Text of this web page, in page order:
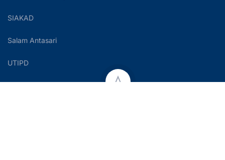
SIAKAD
Salam Antasari
UTIPD